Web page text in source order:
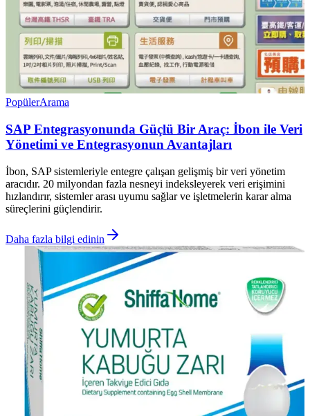
PopülerArama
SAP Entegrasyonunda Güçlü Bir Araç: İbon ile Veri
Yönetimi ve Entegrasyonun Avantajları
İbon, SAP sistemleriyle entegre çalışan gelişmiş bir veri yönetim
aracıdır. 20 milyondan fazla nesneyi indeksleyerek veri erişimini
hızlandırır, sistemler arası uyumu sağlar ve işletmelerin karar alma
süreçlerini güçlendirir.
Daha fazla bilgi edinin